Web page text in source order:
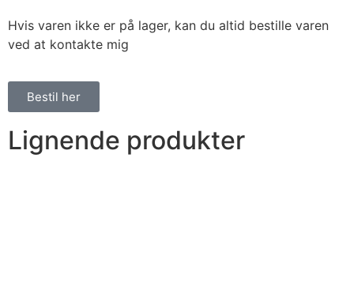
Hvis varen ikke er på lager, kan du altid bestille varen
ved at kontakte mig
Bestil her
Lignende produkter